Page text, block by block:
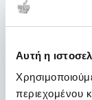
Αυτή η
περιεχομένου